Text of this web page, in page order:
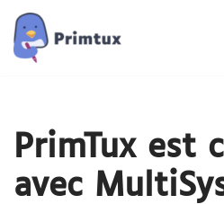
Aller
PrimTux est
avec